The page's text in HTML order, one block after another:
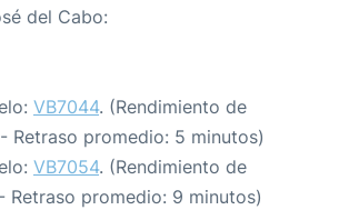
del Cabo:
VB7044. (Rendimiento de
Retraso promedio: 5 minutos)
VB7054. (Rendimiento de
Retraso promedio: 9 minutos)